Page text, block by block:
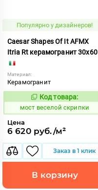
Популярно у дизайнеров!
Caesar Shapes Of It AFMX
Itria Rt керамогранит 30x60
Материал:
Керамогранит
1016842
Код товара:
мост веселой скрипки
Цена
6 620 руб./м²
Заказ в 1 клик
В корзину